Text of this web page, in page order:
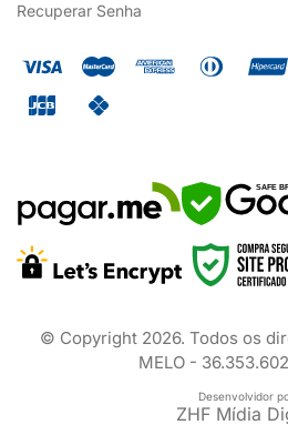
Recuperar Senha
SAFE
© Copyright 2026. Todos os
MELO -
Desenvolvidor
ZHF Mídia